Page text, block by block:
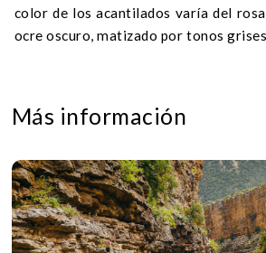
color de los acantilados varía del
ocre oscuro, matizado por tonos
Más información